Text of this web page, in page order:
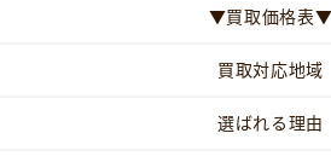
▼買取価格表▼
買取対応地域
選ばれる理由